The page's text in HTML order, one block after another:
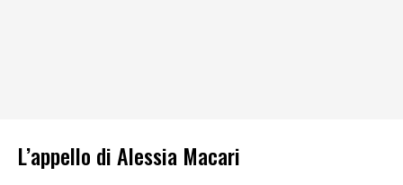
L’appello di Alessia Macari